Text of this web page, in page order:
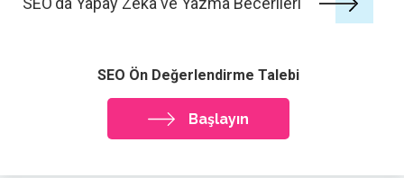
SEO Ön Değerlendirme Talebi
Başlayın